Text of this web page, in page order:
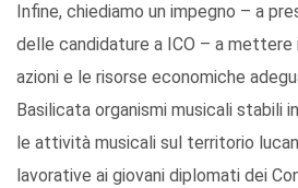
Infine, chiediamo un impegno – a
delle candidature a ICO – a
azioni e le risorse economiche
Basilicata organismi musicali stabili
le attività musicali sul territorio
lavorative ai giovani diplomati dei